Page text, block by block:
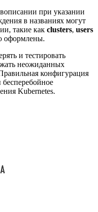
при указании
в названиях могут
такие как clusters, users
оформлены.
и тестировать
неожиданных
конфигурация
бесперебойное
Kubernetes.